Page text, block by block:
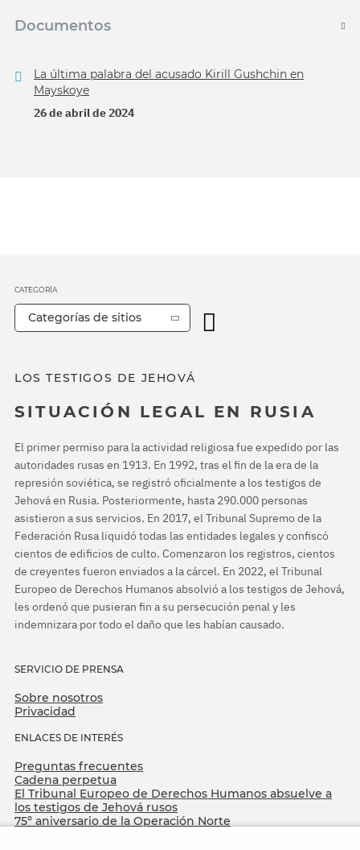
Documentos
La última palabra del acusado Kirill Gushchin en
Mayskoye
26 de abril de 2024
LOS TESTIGOS DE JEHOVÁ
SITUACIÓN LEGAL EN RUSIA
El primer permiso para la actividad religiosa fue expedido por las
autoridades rusas en 1913. En 1992, tras el fin de la era de la
represión soviética, se registró oficialmente a los testigos de
Jehová en Rusia. Posteriormente, hasta 290.000 personas
asistieron a sus servicios. En 2017, el Tribunal Supremo de la
Federación Rusa liquidó todas las entidades legales y confiscó
cientos de edificios de culto. Comenzaron los registros, cientos
de creyentes fueron enviados a la cárcel. En 2022, el Tribunal
Europeo de Derechos Humanos absolvió a los testigos de Jehová,
les ordenó que pusieran fin a su persecución penal y les
indemnizara por todo el daño que les habían causado.
SERVICIO DE PRENSA
Sobre nosotros
Privacidad
ENLACES DE INTERÉS
Preguntas frecuentes
Cadena perpetua
El Tribunal Europeo de Derechos Humanos absuelve a
los testigos de Jehová rusos
75º aniversario de la Operación Norte
CATEGORÍA
Categorías de sitios